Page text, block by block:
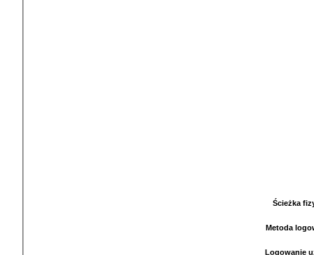
Ścieżka
Metoda
Logowanie